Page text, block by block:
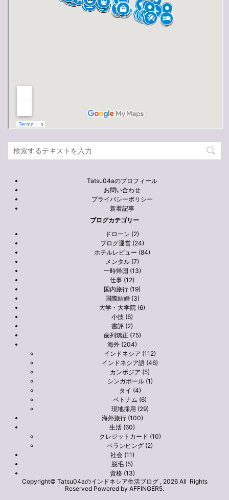
Tatsu04aのプロフィール
お問い合わせ
プライバシーポリシー
新着記事
ブログカテゴリー
ドローン (2)
ブログ運営 (24)
ホテルレビュー (84)
メンタル (7)
一時帰国 (13)
仕事 (12)
国内旅行 (19)
国際結婚 (3)
大学・大学院 (6)
小技 (6)
書評 (2)
歯列矯正 (75)
海外 (204)
インドネシア (112)
インドネシア語 (46)
カンボジア (5)
シンガポール (1)
タイ (4)
ベトナム (6)
現地採用 (29)
海外旅行 (100)
生活 (60)
クレジットカード (10)
ベランピング (2)
社会 (11)
脱毛 (5)
資格 (13)
Copyright© Tatsu04aのインドネシア生活ブログ , 2026 All Rights
Reserved Powered by AFFINGER5.